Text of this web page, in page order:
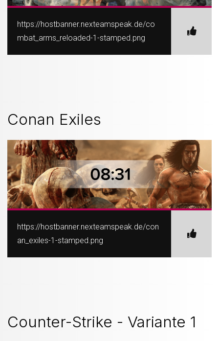
https://hostbanner.nexteamspeak.de/co
mbat_arms_reloaded-1-stamped.png
Conan Exiles
https://hostbanner.nexteamspeak.de/con
an_exiles-1-stamped.png
Counter-Strike - Variante 1